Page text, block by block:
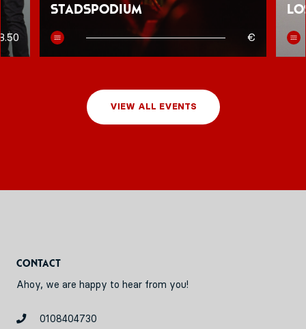
Stadspodium
€
VIEW ALL EVENTS
Contact
Ahoy, we are happy to hear from you!
0108404730